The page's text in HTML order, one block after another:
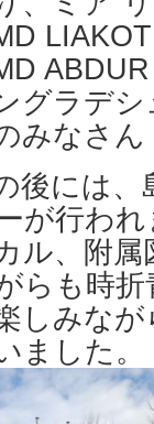
グラデ
みなさん
後には
が行わ
ル、附
らも時
しみな
ました。